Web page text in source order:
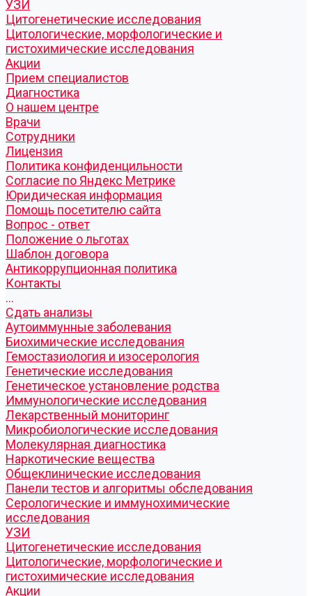
УЗИ
Цитогенетические исследования
Цитологические, морфологические и
гистохимические исследования
Акции
Прием специалистов
Диагностика
О нашем центре
Врачи
Сотрудники
Лицензия
Политика конфиденцильности
Согласие по Яндекс Метрике
Юридическая информация
Помощь посетителю сайта
Вопрос - ответ
Положение о льготах
Шаблон договора
Антикоррупционная политика
Контакты
...
Cдать анализы
Аутоиммунные заболевания
Биохимические исследования
Гемостазиология и изосерология
Генетические исследования
Генетическое установление родства
Иммунологические исследования
Лекарственный мониторинг
Микробиологические исследования
Молекулярная диагностика
Наркотические вещества
Общеклинические исследования
Панели тестов и алгоритмы обследования
Серологические и иммунохимические
исследования
УЗИ
Цитогенетические исследования
Цитологические, морфологические и
гистохимические исследования
Акции